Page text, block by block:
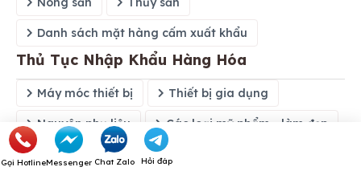
Danh sách mặt hàng cấm xuất khẩu
Thủ Tục Nhập Khẩu Hàng Hóa
Máy móc thiết bị Thiết bị gia dụng
Nguyên phụ liệu Các loại mỹ phẩm - làm đẹp
Đồ công nghệ, tin học
Gọi HotlineMessenger Chat Zalo Hỏi đáp